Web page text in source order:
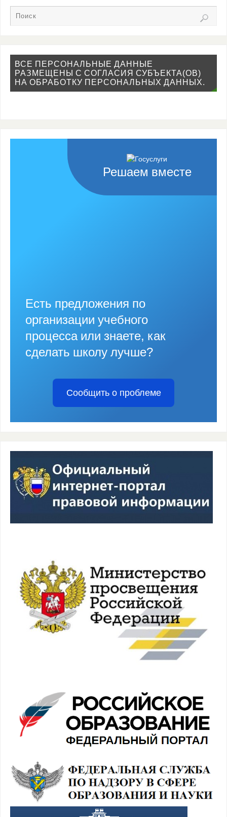
ВСЕ ПЕРСОНАЛЬНЫЕ ДАННЫЕ
РАЗМЕЩЕНЫ С СОГЛАСИЯ СУБЪЕКТА(ОВ)
НА ОБРАБОТКУ ПЕРСОНАЛЬНЫХ ДАННЫХ.
Решаем вместе
Есть предложения по
организации учебного
процесса или знаете, как
сделать школу лучше?
Сообщить о проблеме